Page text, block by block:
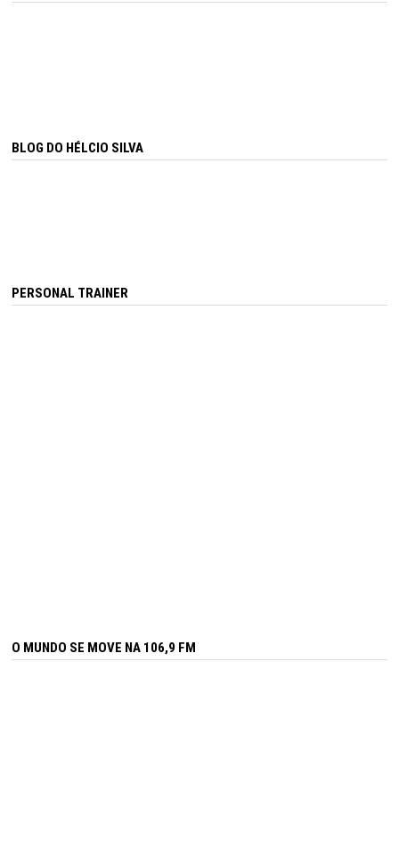
BLOG DO HÉLCIO SILVA
PERSONAL TRAINER
O MUNDO SE MOVE NA 106,9 FM